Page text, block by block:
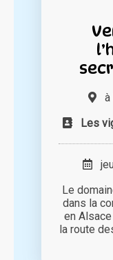
à
Les
Le
dans la
en
la route